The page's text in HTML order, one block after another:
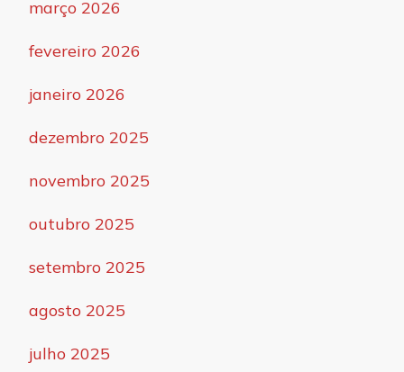
março 2026
fevereiro 2026
janeiro 2026
dezembro 2025
novembro 2025
outubro 2025
setembro 2025
agosto 2025
julho 2025